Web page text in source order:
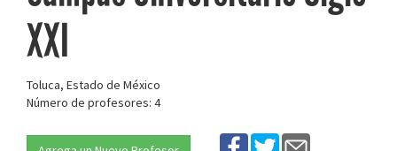
XXI
Toluca, Estado de México
Número de profesores: 4